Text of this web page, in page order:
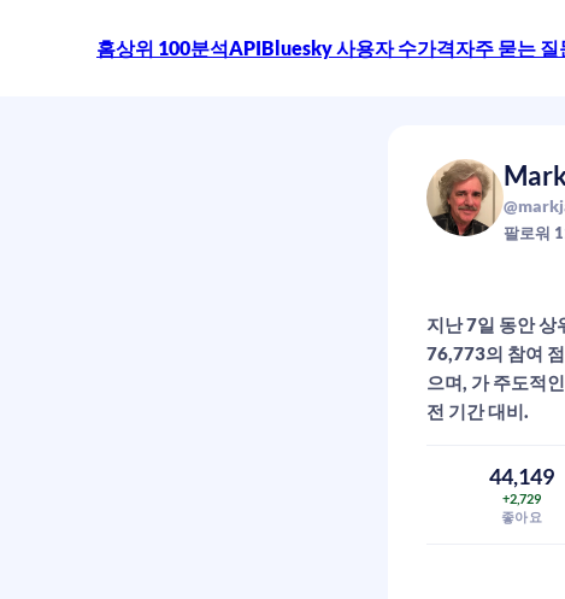
홈상위 100분석APIBluesky 사용자 수가격자주 묻는 질
팔로워
지난 7일 동안
76,773의 참여
으며, 가 주도적
전 기간 대비.
44,149
+2,729
좋아요